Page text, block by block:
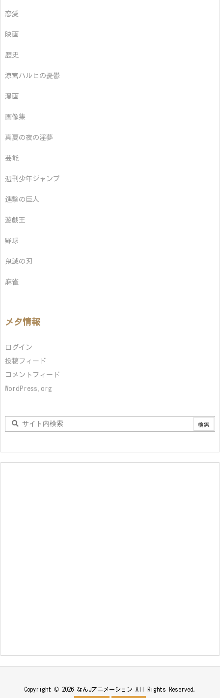
恋愛
映画
歴史
涼宮ハルヒの憂鬱
漫画
画像集
真夏の夜の淫夢
芸能
週刊少年ジャンプ
進撃の巨人
遊戯王
野球
鬼滅の刃
麻雀
メタ情報
ログイン
投稿フィード
コメントフィード
WordPress.org
Copyright © 2026 なんJアニメーション All Rights Reserved.